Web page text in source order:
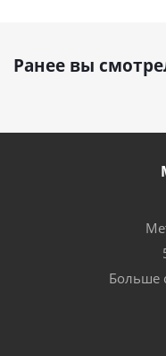
Ранее вы
Больше